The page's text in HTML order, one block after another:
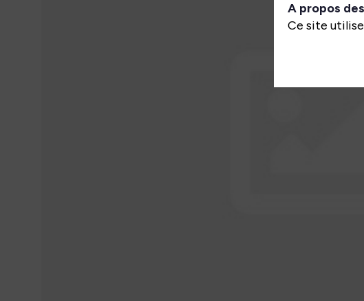
A propos
Ce site